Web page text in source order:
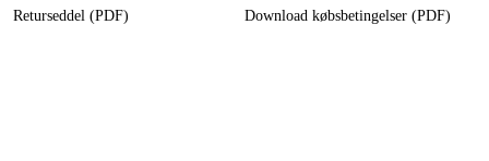
Returseddel (PDF)
Download købsbetingelser (PDF)